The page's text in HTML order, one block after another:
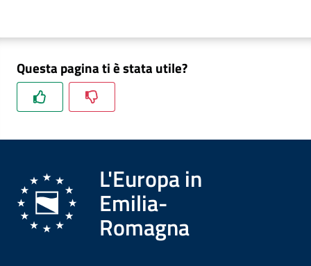
Questa pagina ti è stata utile?
L'Europa in
Emilia-
Romagna